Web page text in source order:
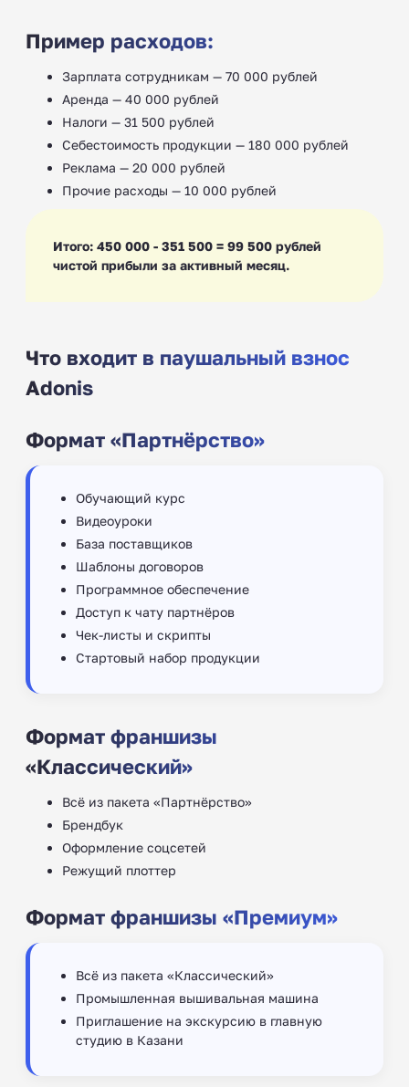
Пример расходов:
Зарплата сотрудникам — 70 000 рублей
Аренда — 40 000 рублей
Налоги — 31 500 рублей
Себестоимость продукции — 180 000 рублей
Реклама — 20 000 рублей
Прочие расходы — 10 000 рублей
Итого: 450 000 - 351 500 = 99 500 рублей
чистой прибыли за активный месяц.
Что входит в паушальный взнос
Adonis
Формат «Партнёрство»
Обучающий курс
Видеоуроки
База поставщиков
Шаблоны договоров
Программное обеспечение
Доступ к чату партнёров
Чек-листы и скрипты
Стартовый набор продукции
Формат франшизы
«Классический»
Всё из пакета «Партнёрство»
Брендбук
Оформление соцсетей
Режущий плоттер
Формат франшизы «Премиум»
Всё из пакета «Классический»
Промышленная вышивальная машина
Приглашение на экскурсию в главную
студию в Казани